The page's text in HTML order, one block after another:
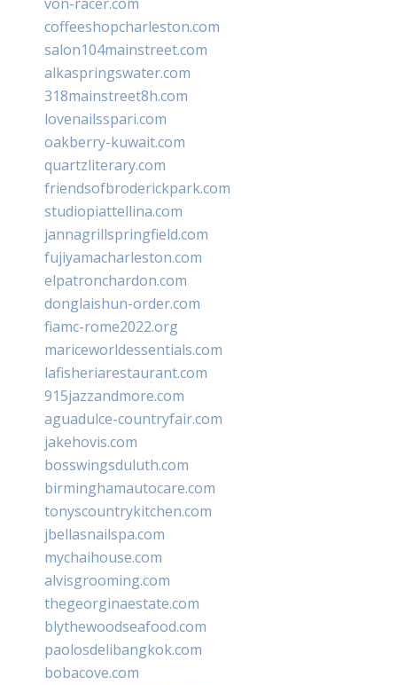
coffeeshopcharleston.com
salon104mainstreet.com
alkaspringswater.com
318mainstreet8h.com
lovenailsspari.com
oakberry-kuwait.com
quartzliterary.com
friendsofbroderickpark.com
studiopiattellina.com
jannagrillspringfield.com
fujiyamacharleston.com
elpatronchardon.com
donglaishun-order.com
fiamc-rome2022.org
mariceworldessentials.com
lafisheriarestaurant.com
915jazzandmore.com
aguadulce-countryfair.com
jakehovis.com
bosswingsduluth.com
birminghamautocare.com
tonyscountrykitchen.com
jbellasnailspa.com
mychaihouse.com
alvisgrooming.com
thegeorginaestate.com
blythewoodseafood.com
paolosdelibangkok.com
bobacove.com